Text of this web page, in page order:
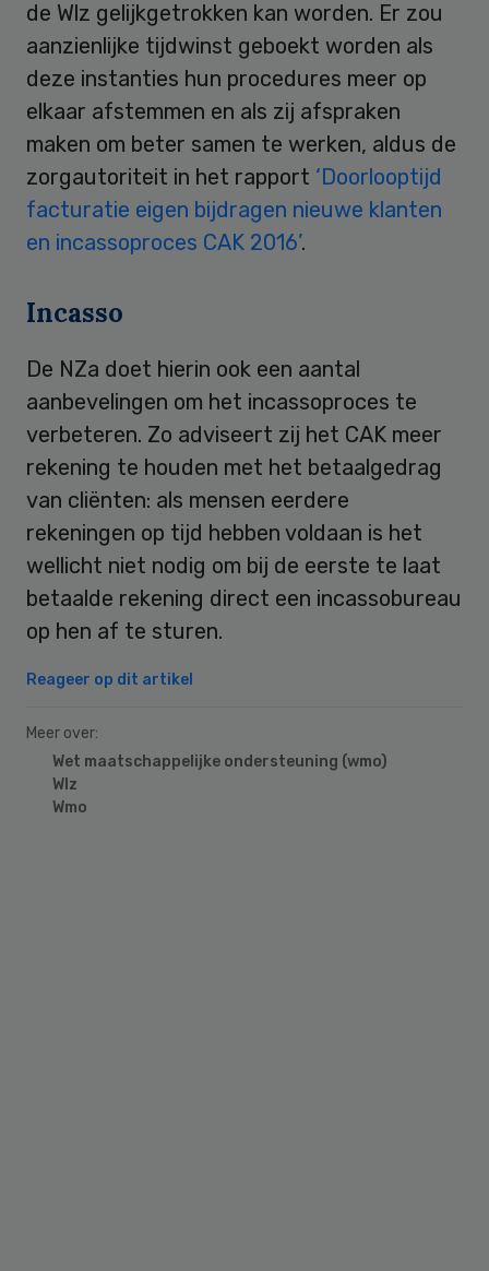
de Wlz gelijkgetrokken kan worden. Er zou
aanzienlijke tijdwinst geboekt worden als
deze instanties hun procedures meer op
elkaar afstemmen en als zij afspraken
maken om beter samen te werken, aldus de
zorgautoriteit in het rapport ‘Doorlooptijd
facturatie eigen bijdragen nieuwe klanten
en incassoproces CAK 2016’.
Incasso
De NZa doet hierin ook een aantal
aanbevelingen om het incassoproces te
verbeteren. Zo adviseert zij het CAK meer
rekening te houden met het betaalgedrag
van cliënten: als mensen eerdere
rekeningen op tijd hebben voldaan is het
wellicht niet nodig om bij de eerste te laat
betaalde rekening direct een incassobureau
op hen af te sturen.
Reageer op dit artikel
Meer over:
Wet maatschappelijke ondersteuning (wmo)
Wlz
Wmo